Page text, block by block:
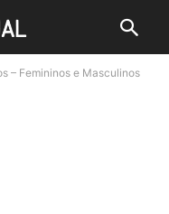
– Femininos e Masculinos